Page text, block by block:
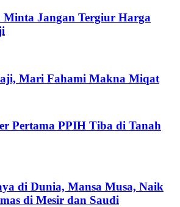
Jangan Tergiur Harga
Mari Fahami Makna Miqat
Pertama PPIH Tiba di Tanah
di Dunia, Mansa Musa, Naik
di Mesir dan Saudi